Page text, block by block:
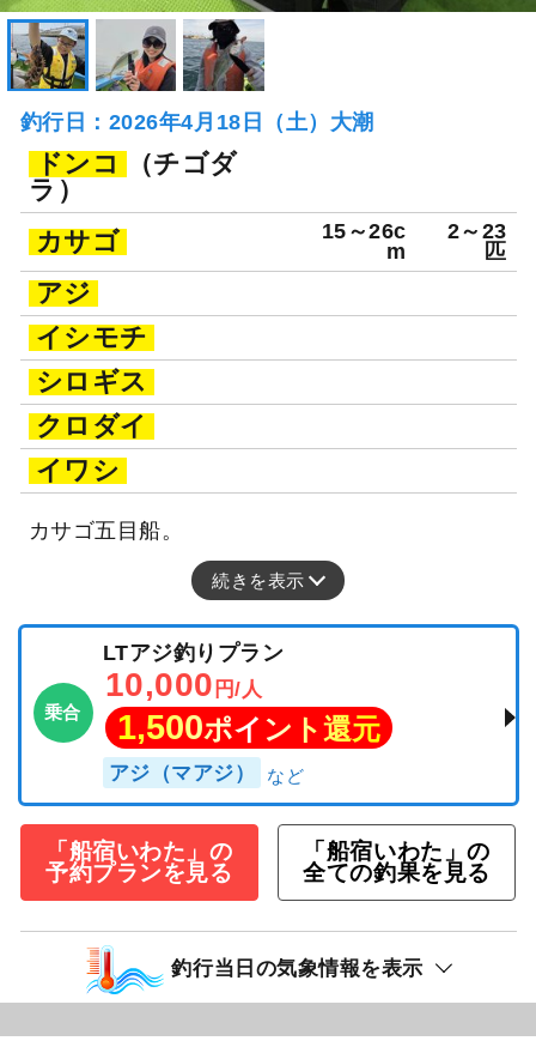
釣行日：2026年4月18日（土）大潮
ドンコ
（チゴダ
ラ）
カサゴ
15～26c
m
2～23
匹
アジ
イシモチ
シロギス
クロダイ
イワシ
カサゴ五目船。
続きを表示
乗合
LTアジ釣りプラン
10,000 円/人
1,500ポイント還元
アジ（マアジ）
「船宿いわた」の
予約プランを見る
「船宿いわた」の
全ての釣果を見る
釣行当日の気象情報を表示